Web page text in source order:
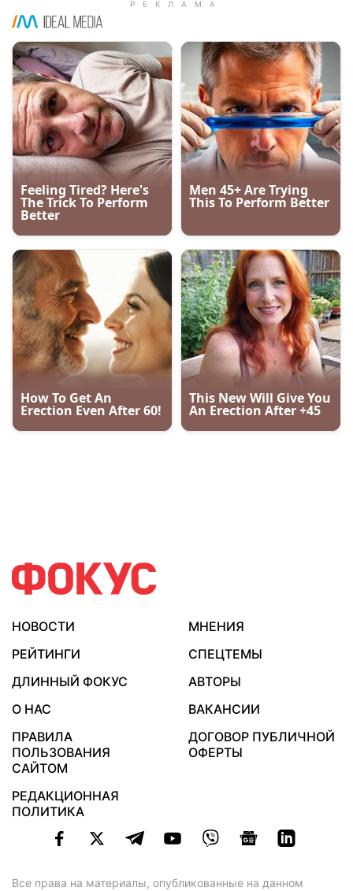
НОВОСТИ
МНЕНИЯ
РЕЙТИНГИ
СПЕЦТЕМЫ
ДЛИННЫЙ ФОКУС
АВТОРЫ
О НАС
ВАКАНСИИ
ПРАВИЛА
ПОЛЬЗОВАНИЯ
САЙТОМ
ДОГОВОР ПУБЛИЧНОЙ
ОФЕРТЫ
РЕДАКЦИОННАЯ
ПОЛИТИКА
Все права на материалы, опубликованные на данном